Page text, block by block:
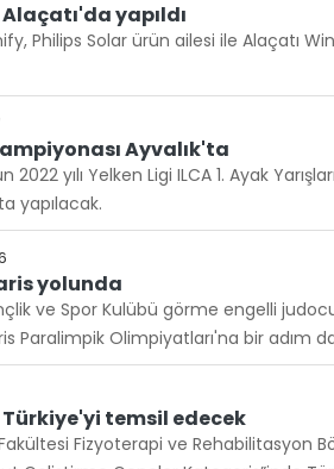
yapıldı
Philips Solar ürün ailesi ile Alaçatı
Ayvalık'ta
yılı Yelken Ligi ILCA 1. Ayak
yapılacak.
yolunda
ve Spor Kulübü görme engelli
Paralimpik Olimpiyatları'na bir adım
temsil edecek
Fizyoterapi ve Rehabilitasyon